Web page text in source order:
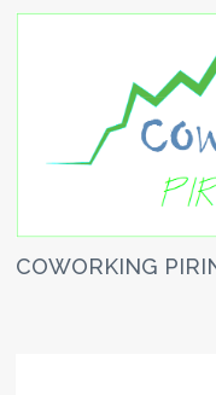
COWORKING